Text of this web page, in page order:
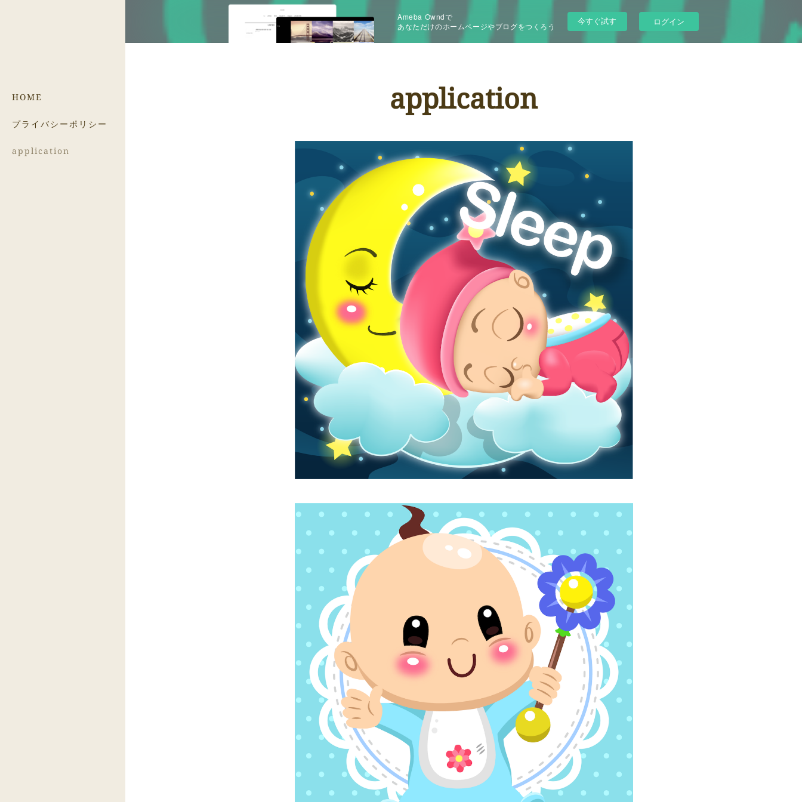
HOME
プライバシーポリシー
application
Ameba Owndで
あなただけのホームページやブログをつくろう
今すぐ試す ログイン
application